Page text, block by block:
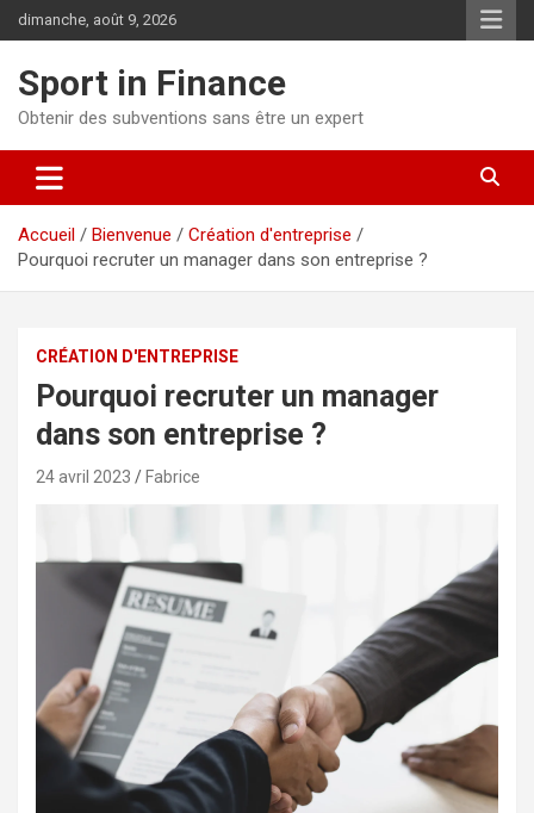
dimanche, août 9, 2026
Sport in Finance
Obtenir des subventions sans être un expert
Accueil Bienvenue
Création d'entreprise
Pourquoi recruter un manager dans son entreprise ?
CRÉATION D'ENTREPRISE
Pourquoi recruter un manager
dans son entreprise ?
24 avril 2023 Fabrice